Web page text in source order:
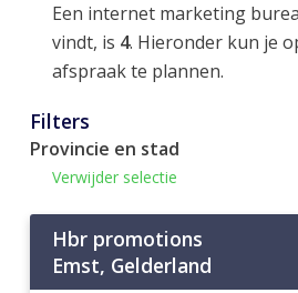
Een internet marketing
vindt, is 4. Hieronder kun je
afspraak te plannen.
Filters
Provincie en stad
Verwijder selectie
Hbr promotions
Emst, Gelderland